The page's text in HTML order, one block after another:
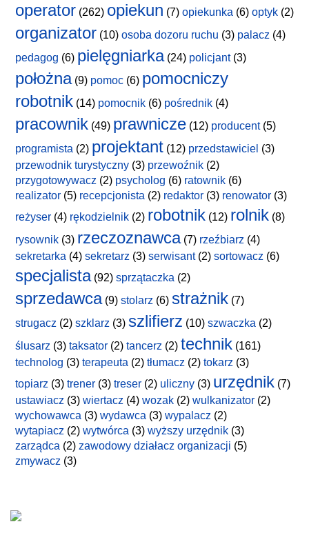
operator (262) opiekun (7) opiekunka (6) optyk (2)
organizator (10) osoba dozoru ruchu (3) palacz (4)
pedagog (6) pielęgniarka(24) policjant(3)
położna(9) pomoc (6) pomocniczy
robotnik (14) pomocnik (6) pośrednik (4)
pracownik (49) prawnicze (12) producent(5)
programista (2) projektant (12) przedstawiciel (3)
przewodnik turystyczny (3) przewoźnik (2)
przygotowywacz (2) psycholog (6) ratownik (6)
realizator (5) recepcjonista (2) redaktor (3) renowator (3)
reżyser (4) rękodzielnik (2) robotnik (12) rolnik (8)
rysownik (3) rzeczoznawca(7) rzeźbiarz (4)
sekretarka (4) sekretarz (3) serwisant(2) sortowacz (6)
specjalista(92) sprzątaczka (2)
sprzedawca(9) stolarz (6) strażnik (7)
strugacz (2) szklarz (3) szlifierz (10) szwaczka (2)
ślusarz (3) taksator (2) tancerz (2) technik (161)
technolog (3) terapeuta (2) tłumacz (2) tokarz (3)
topiarz (3) trener (3) treser (2) uliczny (3) urzędnik (7)
ustawiacz (3) wiertacz (4) wozak (2) wulkanizator (2)
wychowawca (3) wydawca (3) wypalacz (2)
wytapiacz (2) wytwórca (3) wyższy urzędnik (3)
zarządca (2) zawodowy działacz organizacji (5)
zmywacz (3)